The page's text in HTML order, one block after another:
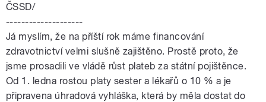
ČSSD/
--------------------
Já myslím, že na příští rok máme financování
zdravotnictví velmi slušně zajištěno. Prostě proto, že
jsme prosadili ve vládě růst plateb za státní pojištěnce.
Od 1. ledna rostou platy sester a lékařů o 10 % a je
připravena úhradová vyhláška, která by měla dostat do